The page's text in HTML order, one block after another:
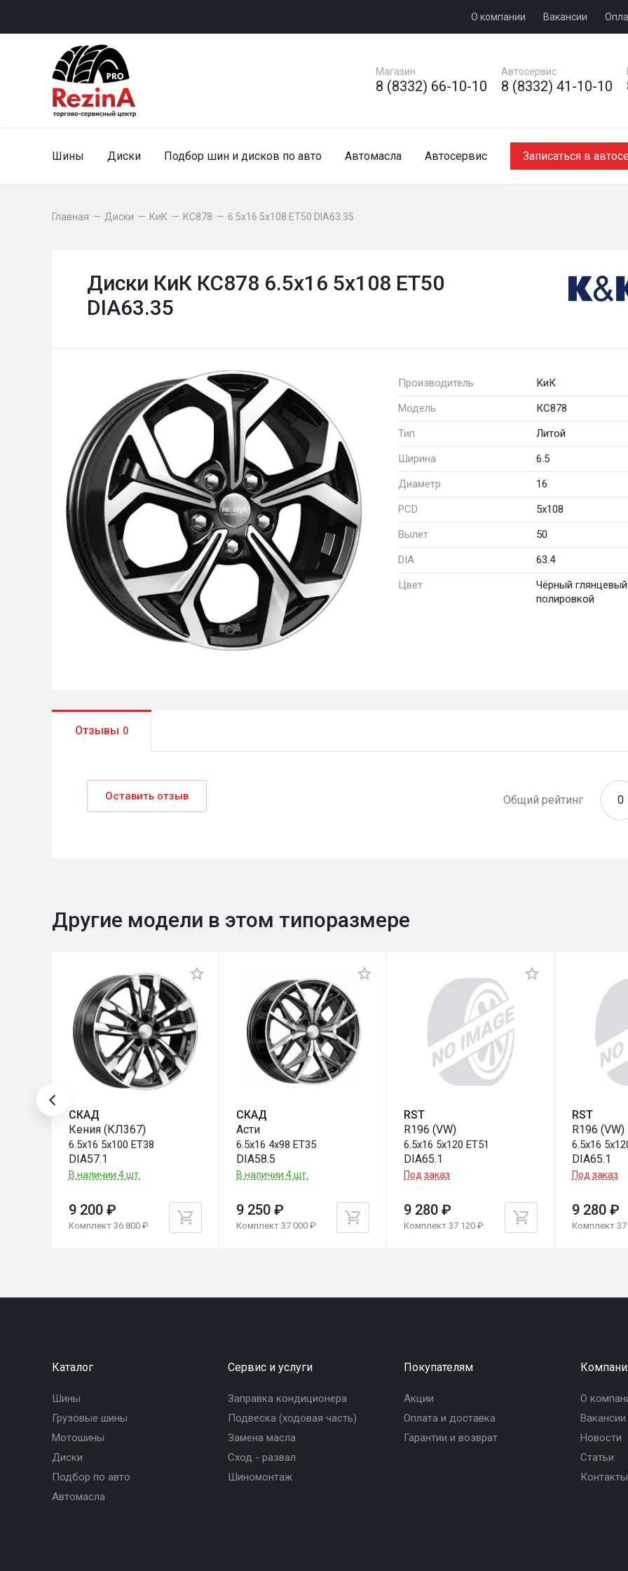
О компании Вакансии
Магазин
8 (8332) 66-10-10
Автосервис
8 (8332) 41-10-10
Шины Диски Подбор шин и дисков по авто Автомасла Автосервис Записаться в
Главная — Диски — КиК — КС878 — 6.5x16 5x108 ET50 DIA63.35
Диски КиК КС878 6.5x16 5x108 ET50
DIA63.35
Производитель
КиК
Модель
КС878
Тип
Литой
Ширина
6.5
Диаметр
16
PCD
5x108
Вылет
50
DIA
63.4
Цвет
Чёрный
полировкой
Отзывы 0
Оставить отзыв Общий рейтинг 0
Другие модели в этом типоразмере
СКАД
Кения (КЛ367)
6.5x16 5x100 ET38
DIA57.1
В наличии 4 шт.
9 200 ₽
Комплект 36 800 ₽
СКАД
Асти
6.5x16 4x98 ET35
DIA58.5
В наличии 4 шт.
9 250 ₽
Комплект 37 000 ₽
RST
R196 (VW)
6.5x16 5x120 ET51
DIA65.1
Под заказ
9 280 ₽
Комплект 37 120 ₽
RST
R196 (VW)
6.5x16
DIA65.1
Под заказ
9 280 ₽
Комплект 37
Каталог
Шины
Грузовые шины
Мотошины
Диски
Подбор по авто
Автомасла
Сервис и услуги
Заправка кондиционера
Подвеска (ходовая часть)
Замена масла
Сход - развал
Шиномонтаж
Покупателям
Акции
Оплата и доставка
Гарантии и возврат
О
Вакансии
Новости
Статьи
Контакты